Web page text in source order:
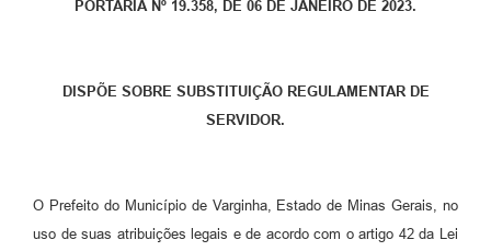
PORTARIA Nº 19.358, DE 06 DE JANEIRO DE 2023.
DISPÕE SOBRE SUBSTITUIÇÃO REGULAMENTAR DE
SERVIDOR.
O Prefeito do Município de Varginha, Estado de Minas Gerais, no
uso de suas atribuições legais e de acordo com o artigo 42 da Lei